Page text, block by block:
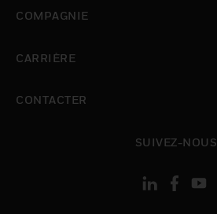
COMPAGNIE
CARRIÈRE
CONTACTER
SUIVEZ-NOUS